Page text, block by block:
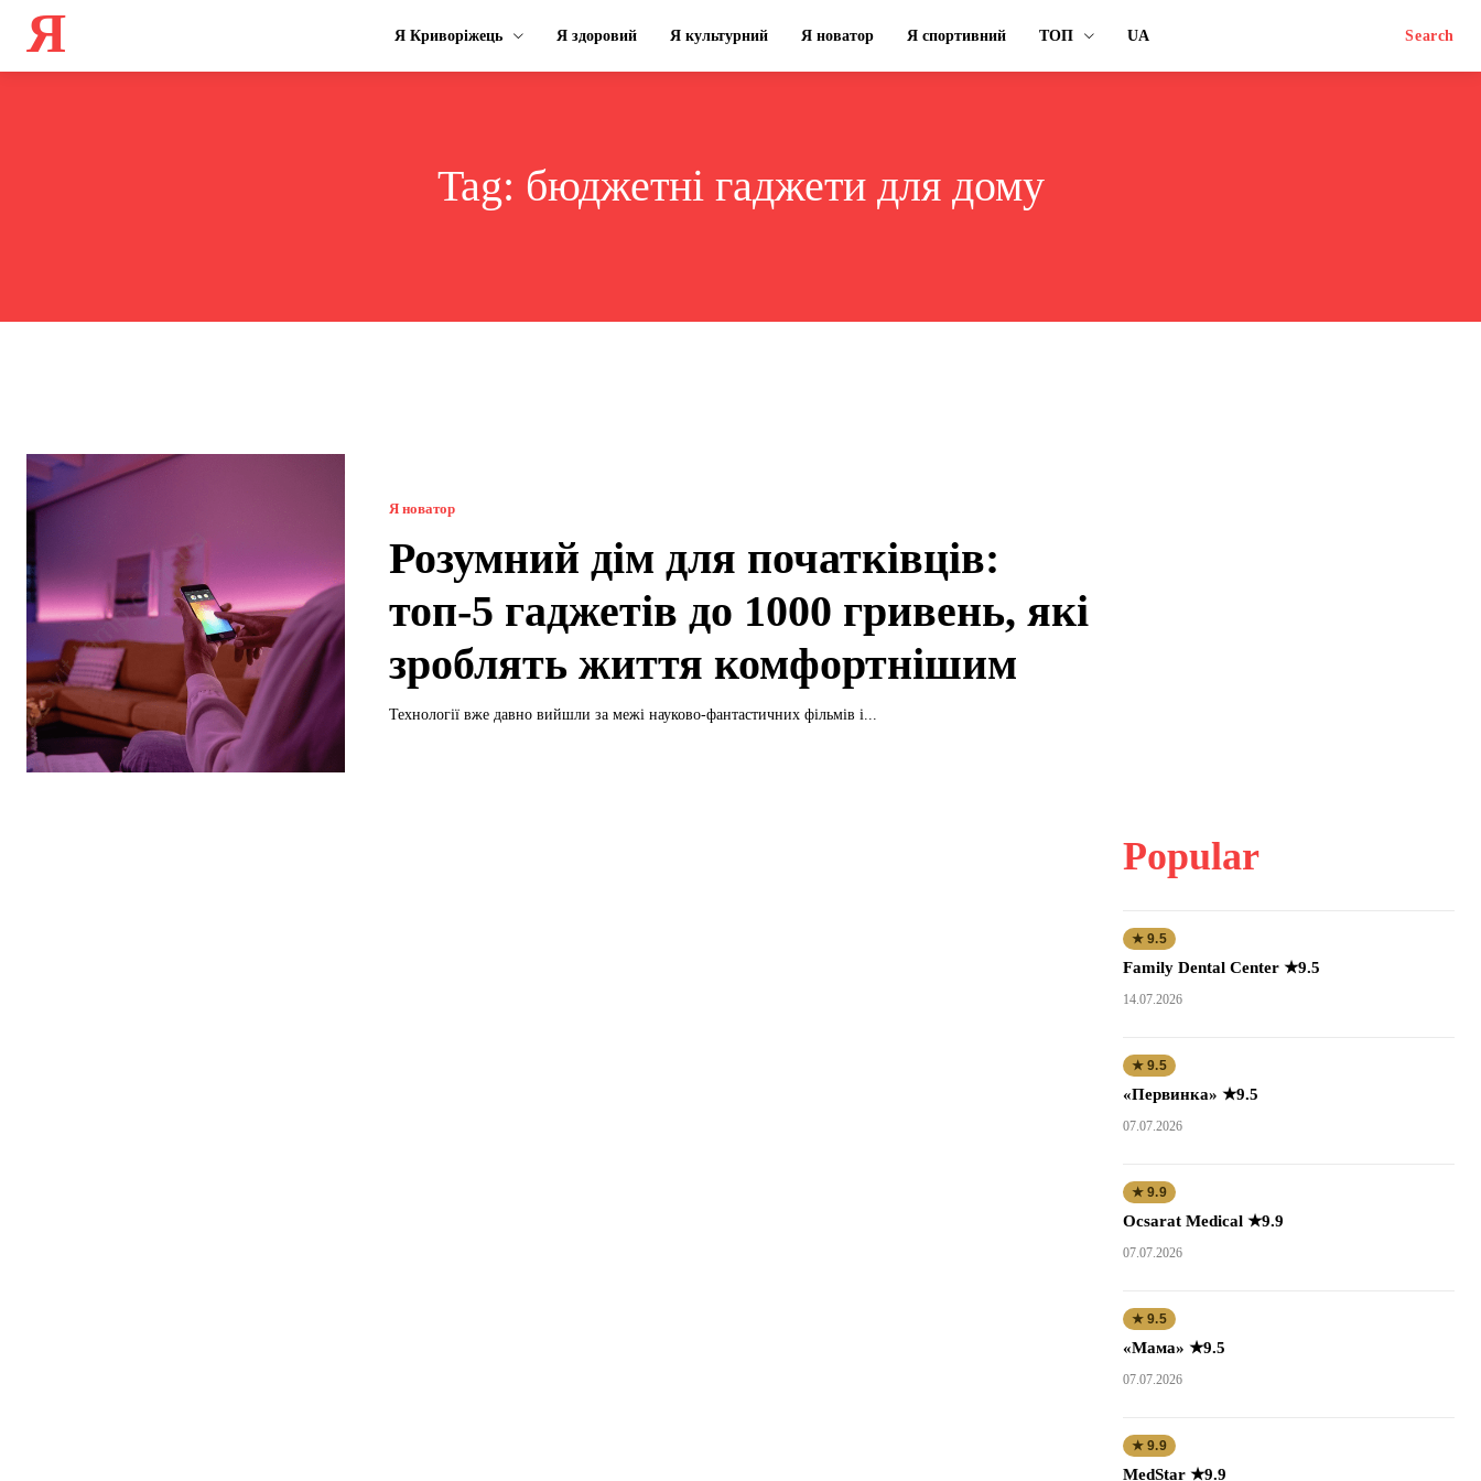
Я Я Криворіжець Я здоровий Я культурний Я новатор Я спортивний ТОП UA Search
Tag: бюджетні гаджети для дому
Я новатор
Розумний дім для початківців:
топ-5 гаджетів до 1000 гривень, які
зроблять життя комфортнішим
Технології вже давно вийшли за межі науково-фантастичних фільмів і...
Popular
★ 9.5
Family Dental Center ★9.5
14.07.2026
★ 9.5
«Первинка» ★9.5
07.07.2026
★ 9.9
Ocsarat Medical ★9.9
07.07.2026
★ 9.5
«Мама» ★9.5
07.07.2026
★ 9.9
MedStar ★9.9